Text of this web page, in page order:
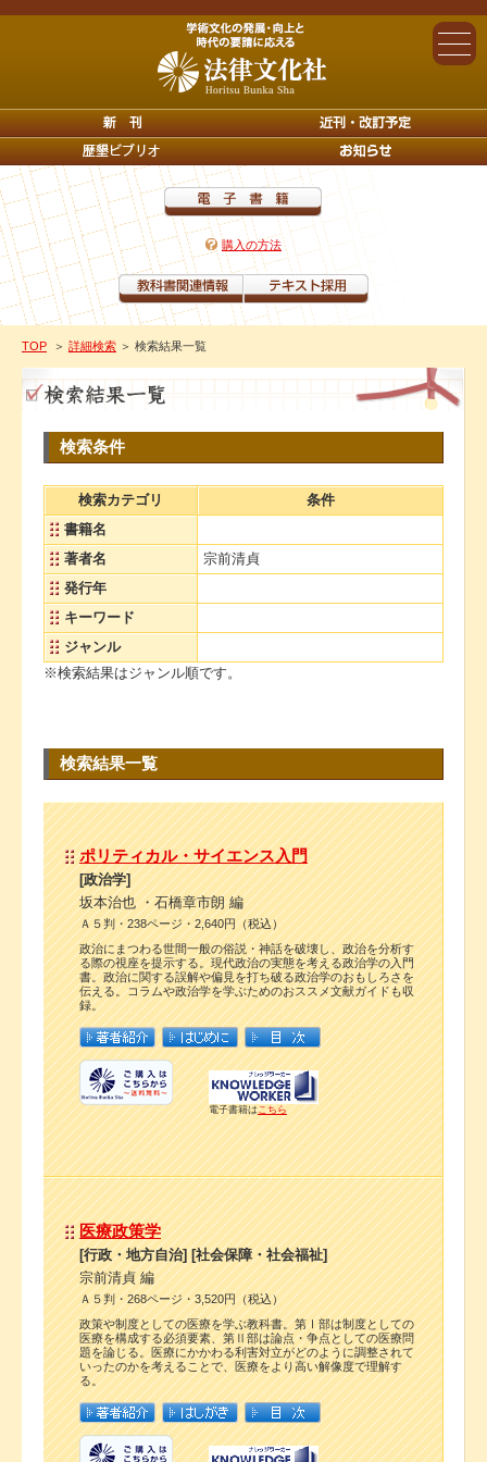
購入の方法
TOP ＞ 詳細検索 ＞ 検索結果一覧
検索条件
検索カテゴリ
条件
書籍名
著者名
宗前清貞
発行年
キーワード
ジャンル
※検索結果はジャンル順です。
検索結果一覧
ポリティカル・サイエンス入門
[政治学]
坂本治也 ・石橋章市朗 編
Ａ５判・238ページ・2,640円（税込）
政治にまつわる世間一般の俗説・神話を破壊し、政治を分析す
る際の視座を提示する。現代政治の実態を考える政治学の入門
書。政治に関する誤解や偏見を打ち破る政治学のおもしろさを
伝える。コラムや政治学を学ぶためのおススメ文献ガイドも収
録。
電子書籍はこちら
医療政策学
[行政・地方自治] [社会保障・社会福祉]
宗前清貞 編
Ａ５判・268ページ・3,520円（税込）
政策や制度としての医療を学ぶ教科書。第Ⅰ部は制度としての
医療を構成する必須要素、第Ⅱ部は論点・争点としての医療問
題を論じる。医療にかかわる利害対立がどのように調整されて
いったのかを考えることで、医療をより高い解像度で理解す
る。